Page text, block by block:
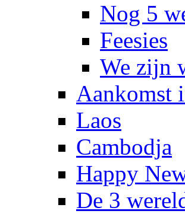
Nog 5
Feesies
We zijn
Aankomst
Laos
Cambodja
Happy
De 3